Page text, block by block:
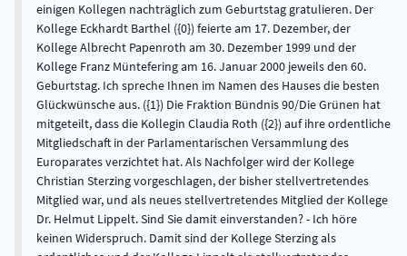
einigen Kollegen nachträglich zum Geburtstag gratulieren. Der
Kollege Eckhardt Barthel ({0}) feierte am 17. Dezember, der
Kollege Albrecht Papenroth am 30. Dezember 1999 und der
Kollege Franz Müntefering am 16. Januar 2000 jeweils den 60.
Geburtstag. Ich spreche Ihnen im Namen des Hauses die besten
Glückwünsche aus. ({1}) Die Fraktion Bündnis 90/Die Grünen hat
mitgeteilt, dass die Kollegin Claudia Roth ({2}) auf ihre ordentliche
Mitgliedschaft in der Parlamentarischen Versammlung des
Europarates verzichtet hat. Als Nachfolger wird der Kollege
Christian Sterzing vorgeschlagen, der bisher stellvertretendes
Mitglied war, und als neues stellvertretendes Mitglied der Kollege
Dr. Helmut Lippelt. Sind Sie damit einverstanden? - Ich höre
keinen Widerspruch. Damit sind der Kollege Sterzing als